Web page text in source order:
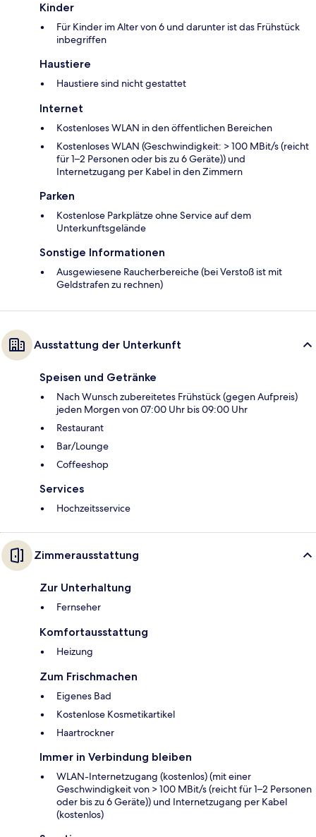
Kinder
Für Kinder im Alter von 6 und darunter ist das Frühstück
inbegriffen
Haustiere
Haustiere sind nicht gestattet
Internet
Kostenloses WLAN in den öffentlichen Bereichen
Kostenloses WLAN (Geschwindigkeit: > 100 MBit/s (reicht
für 1–2 Personen oder bis zu 6 Geräte)) und
Internetzugang per Kabel in den Zimmern
Parken
Kostenlose Parkplätze ohne Service auf dem
Unterkunftsgelände
Sonstige Informationen
Ausgewiesene Raucherbereiche (bei Verstoß ist mit
Geldstrafen zu rechnen)
Ausstattung der Unterkunft
Speisen und Getränke
Nach Wunsch zubereitetes Frühstück (gegen Aufpreis)
jeden Morgen von 07:00 Uhr bis 09:00 Uhr
Restaurant
Bar/Lounge
Coffeeshop
Services
Hochzeitsservice
Zimmerausstattung
Zur Unterhaltung
Fernseher
Komfortausstattung
Heizung
Zum Frischmachen
Eigenes Bad
Kostenlose Kosmetikartikel
Haartrockner
Immer in Verbindung bleiben
WLAN-Internetzugang (kostenlos) (mit einer
Geschwindigkeit von > 100 MBit/s (reicht für 1–2 Personen
oder bis zu 6 Geräte)) und Internetzugang per Kabel
(kostenlos)